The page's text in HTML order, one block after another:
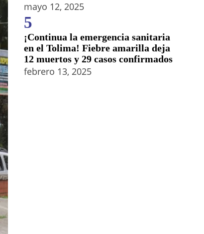
mayo 12, 2025
5
¡Continua la emergencia sanitaria
en el Tolima! Fiebre amarilla deja
12 muertos y 29 casos confirmados
febrero 13, 2025